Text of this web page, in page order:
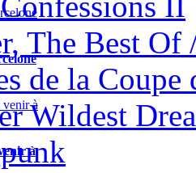
à
The Best Of
de la Coupe
Wildest